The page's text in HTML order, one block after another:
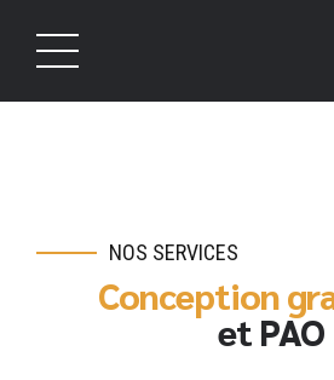
NOS SERVICES
Conception
et PAO